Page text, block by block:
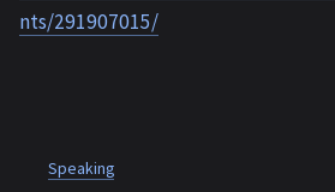
nts/291907015/
Speaking